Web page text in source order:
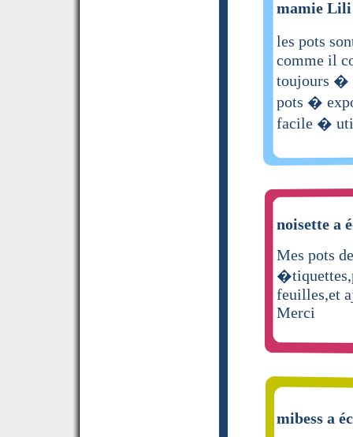
mamie
les pots
comme il
toujours �
pots �
facile �
noisette a
Mes pots
feuilles,et
Merci
mibess a